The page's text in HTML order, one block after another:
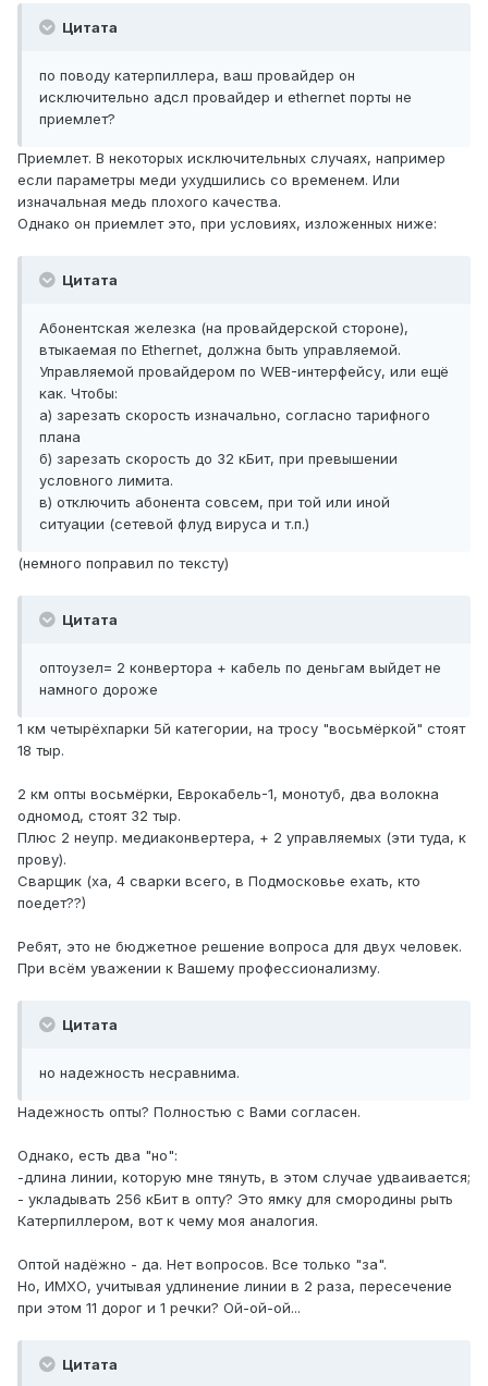
Цитата
по поводу катерпиллера, ваш провайдер он
исключительно адсл провайдер и ethernet порты не
приемлет?
Приемлет. В некоторых исключительных случаях, например
если параметры меди ухудшились со временем. Или
изначальная медь плохого качества.
Однако он приемлет это, при условиях, изложенных ниже:
Цитата
Абонентская железка (на провайдерской стороне),
втыкаемая по Ethernet, должна быть управляемой.
Управляемой провайдером по WEB-интерфейсу, или ещё
как. Чтобы:
а) зарезать скорость изначально, согласно тарифного
плана
б) зарезать скорость до 32 кБит, при превышении
условного лимита.
в) отключить абонента совсем, при той или иной
ситуации (сетевой флуд вируса и т.п.)
(немного поправил по тексту)
Цитата
оптоузел= 2 конвертора + кабель по деньгам выйдет не
намного дороже
1 км четырёхпарки 5й категории, на тросу "восьмёркой" стоят
18 тыр.
2 км опты восьмёрки, Еврокабель-1, монотуб, два волокна
одномод, стоят 32 тыр.
Плюс 2 неупр. медиаконвертера, + 2 управляемых (эти туда, к
прову).
Сварщик (ха, 4 сварки всего, в Подмосковье ехать, кто
поедет??)
Ребят, это не бюджетное решение вопроса для двух человек.
При всём уважении к Вашему профессионализму.
Цитата
но надежность несравнима.
Надежность опты? Полностью с Вами согласен.
Однако, есть два "но":
-длина линии, которую мне тянуть, в этом случае удваивается;
- укладывать 256 кБит в опту? Это ямку для смородины рыть
Катерпиллером, вот к чему моя аналогия.
Оптой надёжно - да. Нет вопросов. Все только "за".
Но, ИМХО, учитывая удлинение линии в 2 раза, пересечение
при этом 11 дорог и 1 речки? Ой-ой-ой...
Цитата